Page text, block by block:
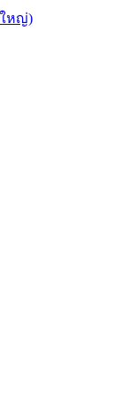
หญ่)